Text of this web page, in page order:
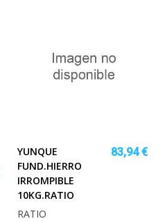
YUNQUE
FUND.HIERRO
IRROMPIBLE
10KG.RATIO
83,94 €
RATIO